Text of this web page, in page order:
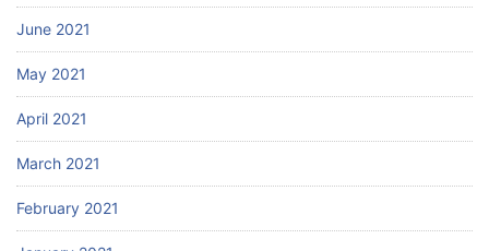
June 2021
May 2021
April 2021
March 2021
February 2021